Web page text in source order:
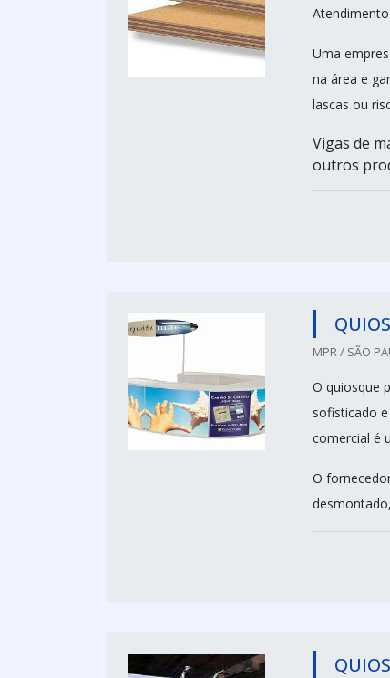
Uma
na área e
lascas ou
Vigas de
outros
MPR / SÃO
O quiosque
sofisticado
comercial é
O